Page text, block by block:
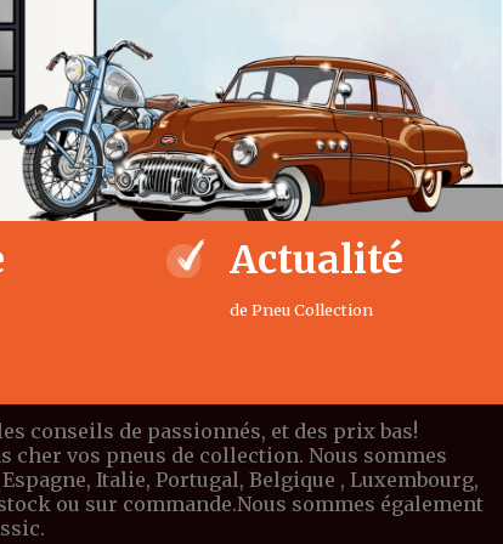
Actualité
de Pneu Collection
conseils de passionnés, et des prix bas!
vos pneus de collection. Nous sommes
Italie, Portugal, Belgique , Luxembourg,
ou sur commande.Nous sommes également